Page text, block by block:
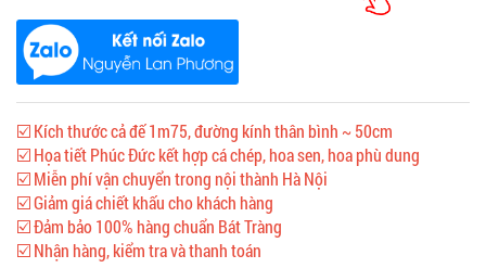
☑️ Kích thước cả đế 1m75, đường kính thân bình ~ 50cm
☑️ Họa tiết Phúc Đức kết hợp cá chép, hoa sen, hoa phù dung
☑️ Miễn phí vận chuyển trong nội thành Hà Nội
☑️ Giảm giá chiết khấu cho khách hàng
☑️ Đảm bảo 100% hàng chuẩn Bát Tràng
☑️ Nhận hàng, kiểm tra và thanh toán